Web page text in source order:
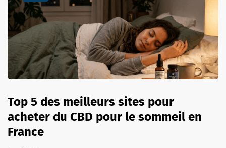
Top 5 des meilleurs sites pour
acheter du CBD pour le sommeil en
France